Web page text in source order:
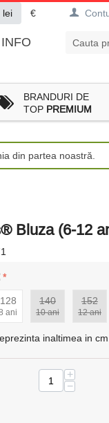
lei €
INFO
BRANDURI DE
TOP PREMIUM
din partea noastră.
Bluza (6-12
128
ani
140
10 ani
152
12 ani
inaltimea in cm.
+
−